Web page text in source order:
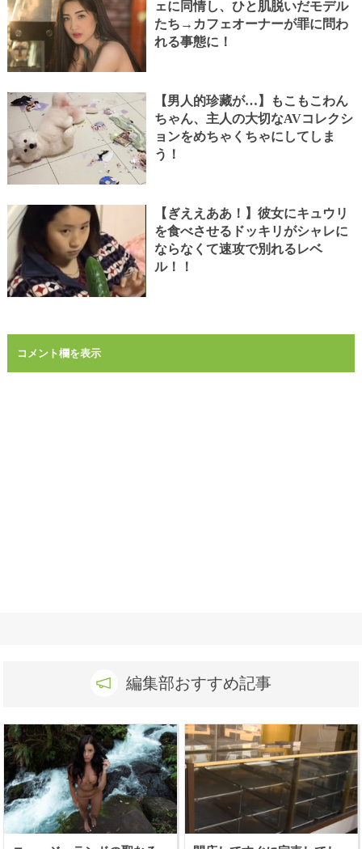
ェに同情し、ひと肌脱いだモデル
たち→カフェオーナーが罪に問わ
れる事態に！
【男人的珍藏が…】もこもこわん
ちゃん、主人の大切なAVコレクシ
ョンをめちゃくちゃにしてしま
う！
【ぎええああ！】彼女にキュウリ
を食べさせるドッキリがシャレに
ならなくて速攻で別れるレベ
ル！！
コメント欄を表示
編集部おすすめ記事